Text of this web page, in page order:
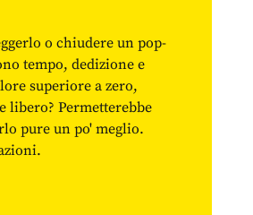
o chiudere un pop-
tempo, dedizione e
superiore a zero,
libero? Permetterebbe
pure un po' meglio.